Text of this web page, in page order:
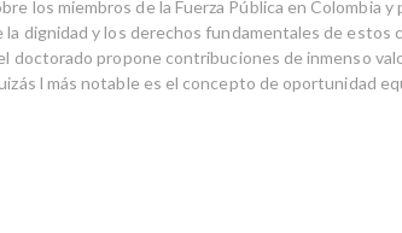
los miembros de la Fuerza Pública en Colombia
la dignidad y los derechos fundamentales de estos
doctorado propone contribuciones de inmenso
l más notable es el concepto de oportunidad